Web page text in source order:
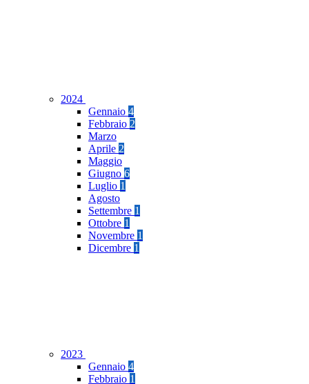
2024
Gennaio 4
Febbraio 2
Marzo
Aprile 2
Maggio
Giugno 6
Luglio 1
Agosto
Settembre 1
Ottobre 1
Novembre 1
Dicembre 1
2023
Gennaio 4
Febbraio 1